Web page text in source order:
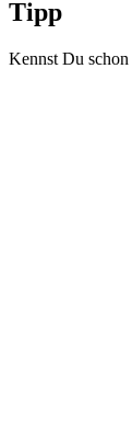
Tipp
Kennst Du schon